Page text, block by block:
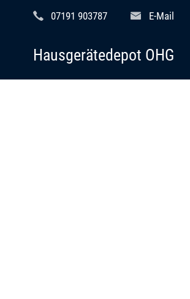
07191 903787 E-Mail
Hausgerätedepot OHG